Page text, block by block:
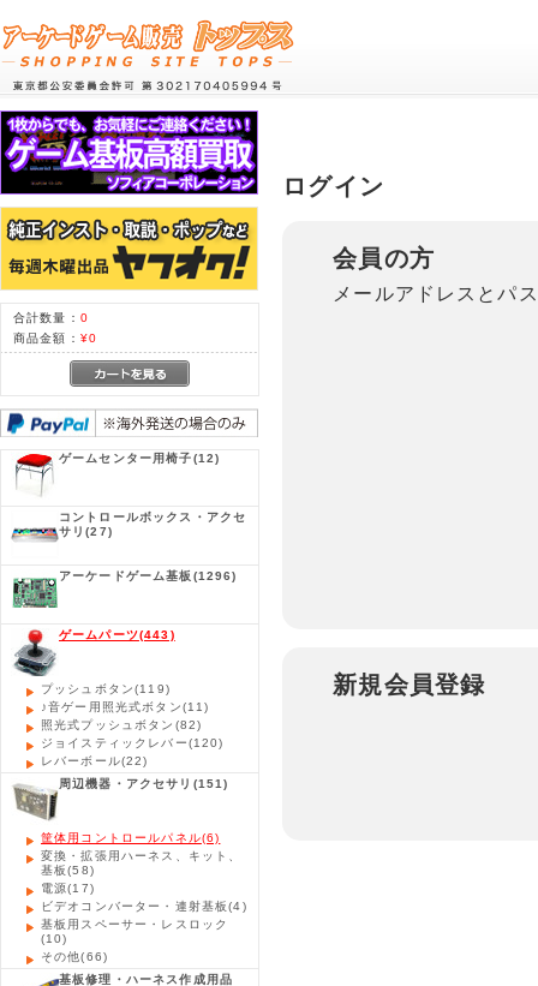
合計数量： 0
商品金額： ¥0
ゲームセンター用椅子(12)
コントロールボックス・アクセ
サリ(27)
アーケードゲーム基板 (1296)
ゲームパーツ(443)
プッシュボタン(119)
♪音ゲー用照光式ボタン(11)
照光式プッシュボタン (82)
ジョイスティックレバー(120)
レバーボール(22)
周辺機器・アクセサリ (151)
筐体用コントロールパネル(6)
変換・拡張用ハーネス、キット、
基板(58)
電源(17)
ビデオコンバーター・連射基板(4)
基板用スペーサー・レスロック
(10)
その他(66)
基板修理・ハーネス作成用品
ログイン
会員の方
メールアドレスとパ
新規会員登録